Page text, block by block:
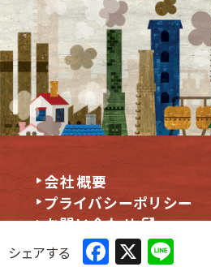
シェアする Facebook
X Line
会社概要
プライバシーポリシー
お問い合わせ